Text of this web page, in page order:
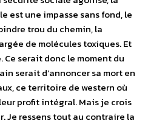
est une impasse sans fond, le
trou du chemin, la
de molécules toxiques. Et
Ce serait donc le moment du
serait d’annoncer sa mort en
ce territoire de western où
profit intégral. Mais je crois
Je ressens tout au contraire la